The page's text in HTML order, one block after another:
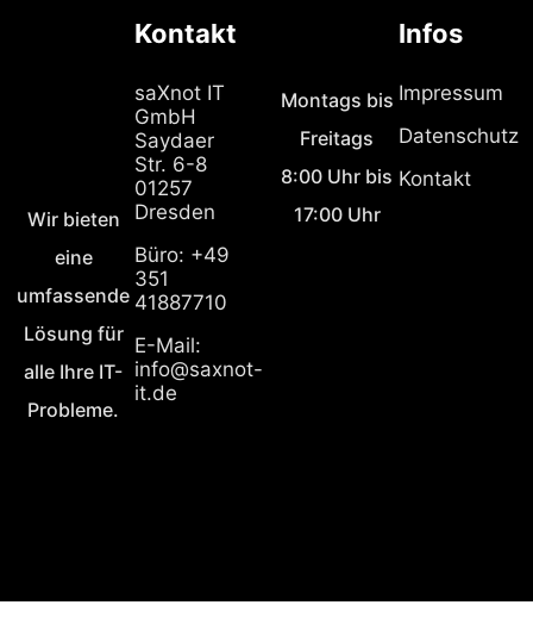
Wir bieten
eine
umfassende
Lösung für
alle Ihre IT-
Probleme.
Kontakt
saXnot IT
GmbH
Saydaer
Str. 6-8
01257
Dresden
Büro: +49
351
41887710
E-Mail:
info@saxnot-
it.de
Montags bis
Freitags
8:00 Uhr bis
17:00 Uhr
Infos
Impressum
Datenschutz
Kontakt